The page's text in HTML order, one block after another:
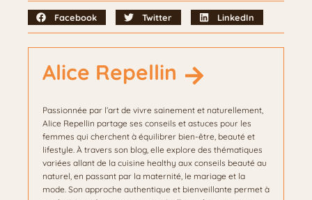
Facebook Twitter LinkedIn
Alice Repellin
Passionnée par l’art de vivre sainement et naturellement,
Alice Repellin partage ses conseils et astuces pour les
femmes qui cherchent à équilibrer bien-être, beauté et
lifestyle. À travers son blog, elle explore des thématiques
variées allant de la cuisine healthy aux conseils beauté au
naturel, en passant par la maternité, le mariage et la
mode. Son approche authentique et bienveillante permet à